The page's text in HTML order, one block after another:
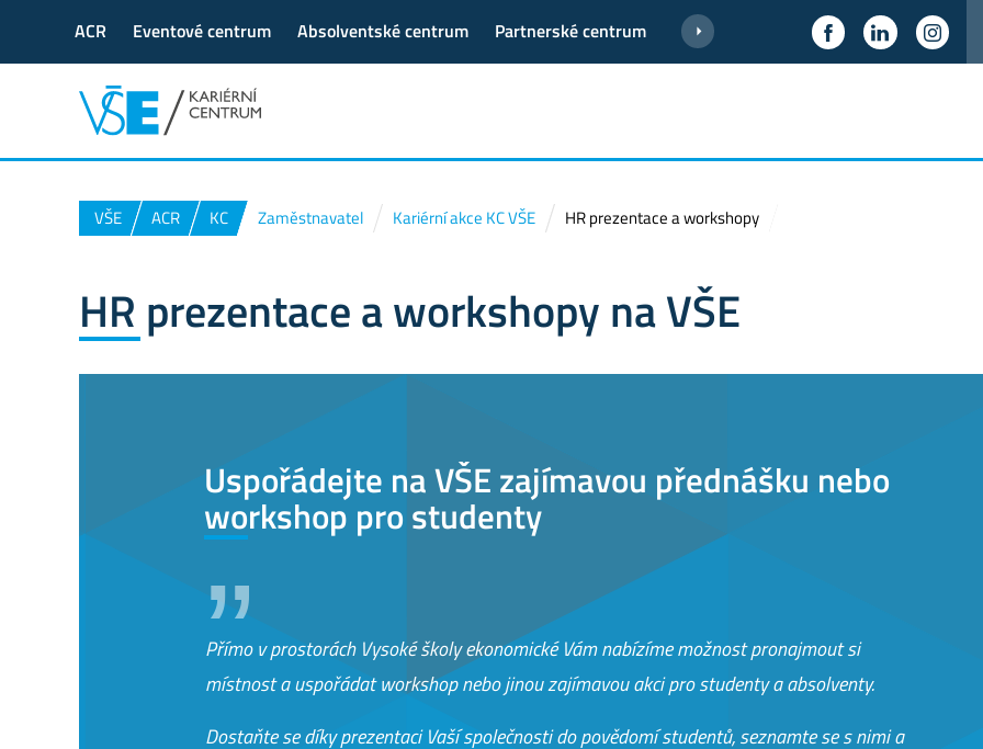
ACR Eventové centrum Absolventské centrum Partnerské centrum
VŠE ACR KC Zaměstnavatel Kariérní akce KC VŠE HR prezentace a workshopy
HR prezentace a workshopy na VŠE
Uspořádejte na VŠE zajímavou přednášku nebo
workshop pro studenty
Přímo v prostorách Vysoké školy ekonomické Vám nabízíme možnost pronajmout si
místnost a uspořádat workshop nebo jinou zajímavou akci pro studenty a absolventy.
Dostaňte se díky prezentaci Vaší společnosti do povědomí studentů, seznamte se s nimi a